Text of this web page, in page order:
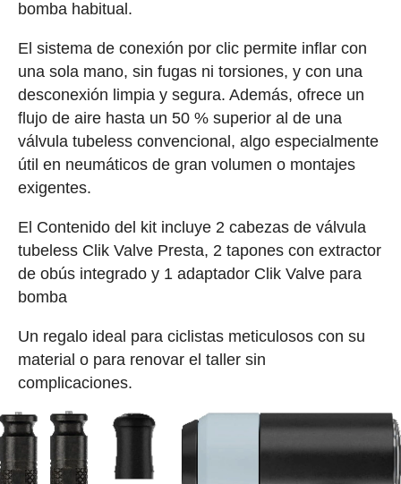
bomba habitual.
El sistema de conexión por clic permite inflar con
una sola mano, sin fugas ni torsiones, y con una
desconexión limpia y segura. Además, ofrece un
flujo de aire hasta un 50 % superior al de una
válvula tubeless convencional, algo especialmente
útil en neumáticos de gran volumen o montajes
exigentes.
El Contenido del kit incluye 2 cabezas de válvula
tubeless Clik Valve Presta, 2 tapones con extractor
de obús integrado y 1 adaptador Clik Valve para
bomba
Un regalo ideal para ciclistas meticulosos con su
material o para renovar el taller sin
complicaciones.